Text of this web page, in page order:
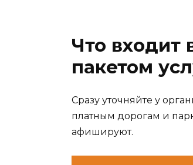
Что входит
пакетом
Сразу уточняйте у
платным дорогам и
афишируют.